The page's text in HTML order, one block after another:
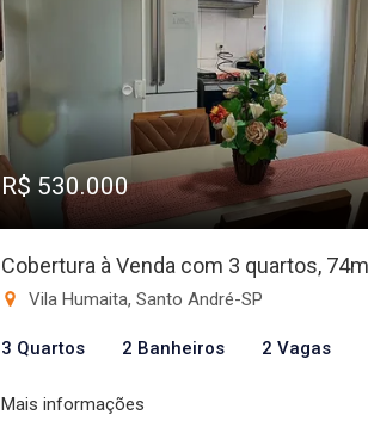
R$ 530.000
Cobertura à Venda com 3 quartos,
Vila Humaita, Santo André-SP
3 Quartos 2 Banheiros 2 Vagas
Mais informações